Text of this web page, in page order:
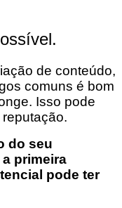
de conteúdo,
comuns é bom
Isso pode
do seu
primeira
pode ter